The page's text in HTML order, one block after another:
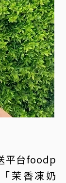
平台foodp
茉香凍奶